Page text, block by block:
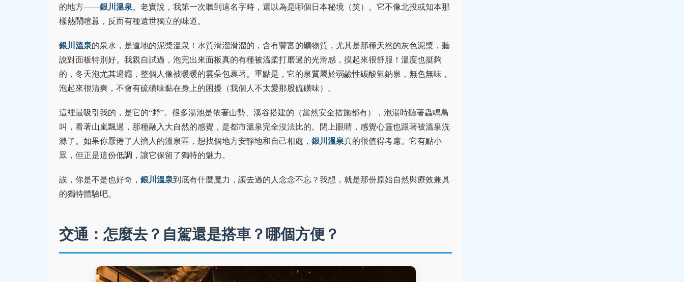
的地方——銀川溫泉。老實說，我第一次聽到這名字時，還以為是哪個日本秘境（笑）。它不像北投或知本那
樣熱鬧喧囂，反而有種遺世獨立的味道。
銀川溫泉的泉水，是道地的泥漿溫泉！水質滑溜滑溜的，含有豐富的礦物質，尤其是那種天然的灰色泥漿，聽
說對面板特別好。我親自試過，泡完出來面板真的有種被溫柔打磨過的光滑感，摸起來很舒服！溫度也挺夠
的，冬天泡尤其過癮，整個人像被暖暖的雲朵包裹著。重點是，它的泉質屬於弱鹼性碳酸氫鈉泉，無色無味，
泡起來很清爽，不會有硫磺味黏在身上的困擾（我個人不太愛那股硫磺味）。
這裡最吸引我的，是它的“野”。很多湯池是依著山勢、溪谷搭建的（當然安全措施都有），泡湯時聽著蟲鳴鳥
叫，看著山嵐飄過，那種融入大自然的感覺，是都市溫泉完全沒法比的。閉上眼睛，感覺心靈也跟著被溫泉洗
滌了。如果你厭倦了人擠人的溫泉區，想找個地方安靜地和自己相處， 銀川溫泉真的很值得考慮。它有點小
眾，但正是這份低調，讓它保留了獨特的魅力。
誒，你是不是也好奇， 銀川溫泉到底有什麼魔力，讓去過的人念念不忘？我想，就是那份原始自然與療效兼具
的獨特體驗吧。
交通：怎麼去？自駕還是搭車？哪個方便？